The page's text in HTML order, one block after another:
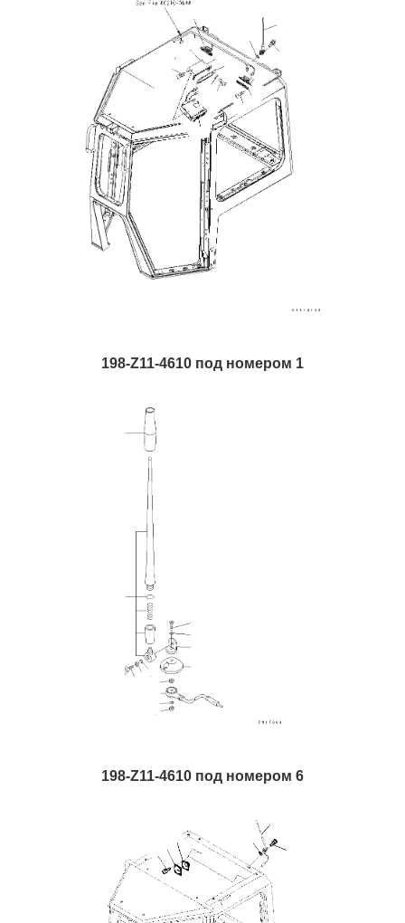
198-Z11-4610 под номером 1
198-Z11-4610 под номером 6